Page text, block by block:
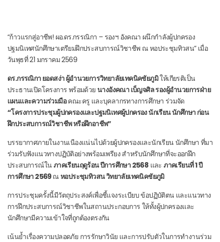
“ก้าวแรกสู่อาชีพ! ผอ.ดร.กรรณิกา – รองฯ อังคณา ผนึกกำลังผู้ปกครอง
ปฐมนิเทศนักศึกษาเตรียมฝึกประสบการณ์วิชาชีพ ณ หอประชุมทิวสน” เมื่อ
วันพุธที่ 21 มกราคม 2569
ดร.กรรณิกา ยอดสง่า ผู้อำนวยการวิทยาลัยเทคนิคชัยภูมิให้เกียรติเป็น
ประธานเปิดโครงการ พร้อมด้วยนางอังคณา เบ็ญจศิล รองผู้อำนวยการฝ่าย
แผนและความร่วมมือคณะครู และบุคลากรทางการศึกษา ร่วมจัด
“โครงการประชุมผู้ปกครองและปฐมนิเทศผู้ปกครอง นักเรียน นักศึกษา ก่อน
ฝึกประสบการณ์วิชาชีพ หรือฝึกอาชีพ”
บรรยากาศภายในงานเนืองแน่นไปด้วยผู้ปกครองและนักเรียน นักศึกษา ที่มา
ร่วมรับฟังแนวทางปฏิบัติอย่างพร้อมเพรียง สำหรับนักศึกษาที่จะออกฝึก
ประสบการณ์ในภาคเรียนฤดูร้อน ปีการศึกษา 2568 และภาคเรียนที่ 1 ปี
การศึกษา 2569ณหอประชุมทิวสน วิทยาลัยเทคนิคชัยภูมิ
การประชุมครั้งนี้มีวัตถุประสงค์เพื่อชี้แจงระเบียบ ข้อปฏิบัติตน และแนวทาง
การฝึกประสบการณ์วิชาชีพในสถานประกอบการ ให้ทั้งผู้ปกครองและ
นักศึกษามีความเข้าใจที่ถูกต้องตรงกัน
เน้นย้ำเรื่องความปลอดภัย การรักษาวินัย และการปรับตัวในการทำงานร่วม